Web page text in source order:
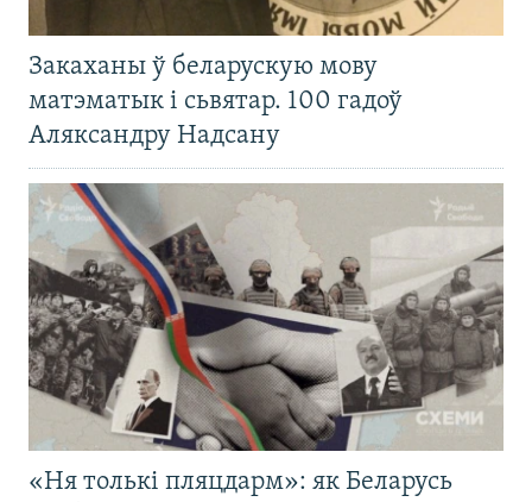
Закаханы ў беларускую мову
матэматык і сьвятар. 100 гадоў
Аляксандру Надсану
«Ня толькі пляцдарм»: як Беларусь